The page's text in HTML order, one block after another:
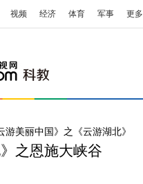
视频 经济 体育 军事 更多
游美丽中国》之《云游湖北》
》之恩施大峡谷